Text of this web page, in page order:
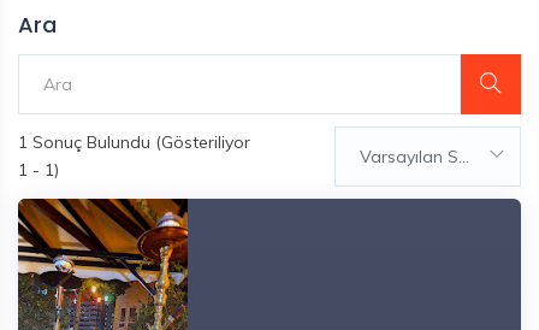
Ara
1 Sonuç Bulundu (Gösteriliyor
1 - 1)
Varsayılan Sıralama